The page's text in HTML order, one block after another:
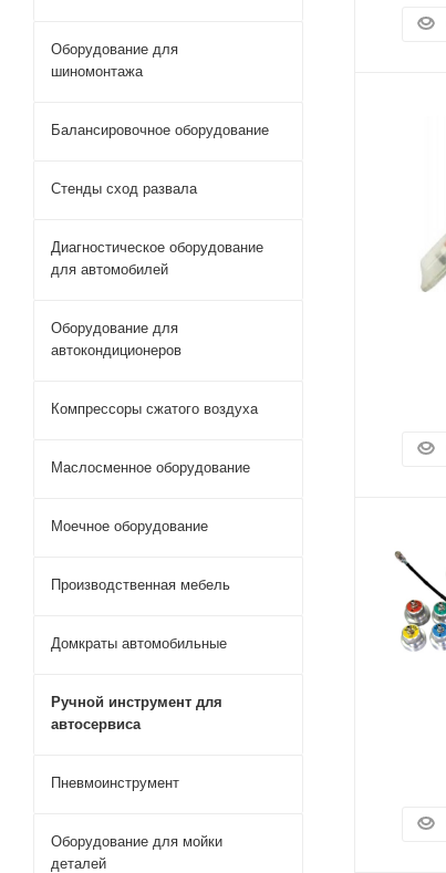
Оборудование для
шиномонтажа
Балансировочное оборудование
Стенды сход развала
Диагностическое оборудование
для автомобилей
Оборудование для
автокондиционеров
Компрессоры сжатого воздуха
Маслосменное оборудование
Моечное оборудование
Производственная мебель
Домкраты автомобильные
Ручной инструмент для
автосервиса
Пневмоинструмент
Оборудование для мойки
деталей